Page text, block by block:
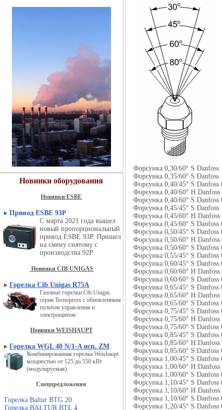
Новинки оборудования
Новинки ESBE
▸ Привод ESBE 93P
С марта 2021 года вышел
новый пропорциональный
привод ESBE 93P. Пришел
на смену снятому с
производства 92P.
Новинки CIB UNIGAS
▸ Горелка Cib Unigas R75A
Газовые горелки Cib Unigas
серии Tecnopress с обновленным
пультом управления и
электрощитом
Новинки WEISHAUPT
▸ Горелка WGL 40 N/1-A исп. ZM
Комбинированная горелка Weishaupt
мощностью от 125 до 550 кВт
(модулируемая).
Спецпредложения
Горелка Baltur BTG 20
Горелка BALTUR BTL 4
Форсунка 0,30/60° S
Форсунка 0,35/60° S
Форсунка 0,40/45° S
Форсунка 0,40/60° H
Форсунка 0,40/60° S
Форсунка 0,45/45° S
Форсунка 0,45/60° H
Форсунка 0,45/60° S
Форсунка 0,50/45° S
Форсунка 0,50/60° H
Форсунка 0,50/60° S
Форсунка 0,55/45° S
Форсунка 0,60/45° S
Форсунка 0,60/60° H
Форсунка 0,60/60° S
Форсунка 0,65/45° S
Форсунка 0,65/60° H
Форсунка 0,65/60° S
Форсунка 0,75/45° S
Форсунка 0,75/60° H
Форсунка 0,75/60° S
Форсунка 0,85/45° S
Форсунка 0,85/60° H
Форсунка 0,85/60° S
Форсунка 1,00/45° S
Форсунка 1,00/60° H
Форсунка 1,00/60° S
Форсунка 1,10/45° S
Форсунка 1,10/60° H
Форсунка 1,10/60° S
Форсунка 1,20/45° S